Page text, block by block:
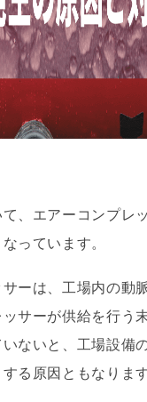
、エアーコンプレ
っています。
ーは、工場内の動
サーが供給を行う
ないと、工場設備
る原因ともなります